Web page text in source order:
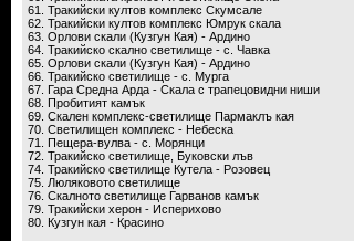
61. Тракийски култов комплекс Скумсале
62. Тракийски култов комплекс Юмрук скала
63. Орлови скали (Кузгун Кая) - Ардино
64. Тракийско скално светилище - с. Чавка
65. Орлови скали (Кузгун Кая) - Ардино
66. Тракийско светилище - с. Мурга
67. Гара Средна Арда - Скала с трапецовидни ниши
68. Пробитият камък
69. Скален комплекс-светилище Пармаклъ кая
70. Светилищен комплекс - Небеска
71. Пещера-вулва - с. Морянци
72. Тракийско светилище, Буковски лъв
74. Тракийско светилище Кутела - Розовец
75. Люляковото светилище
76. Скалното светилище Гарванов камък
79. Тракийски херон - Исперихово
80. Кузгун кая - Красино